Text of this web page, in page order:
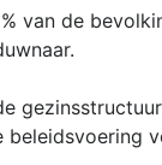
van de
beleidsvoering